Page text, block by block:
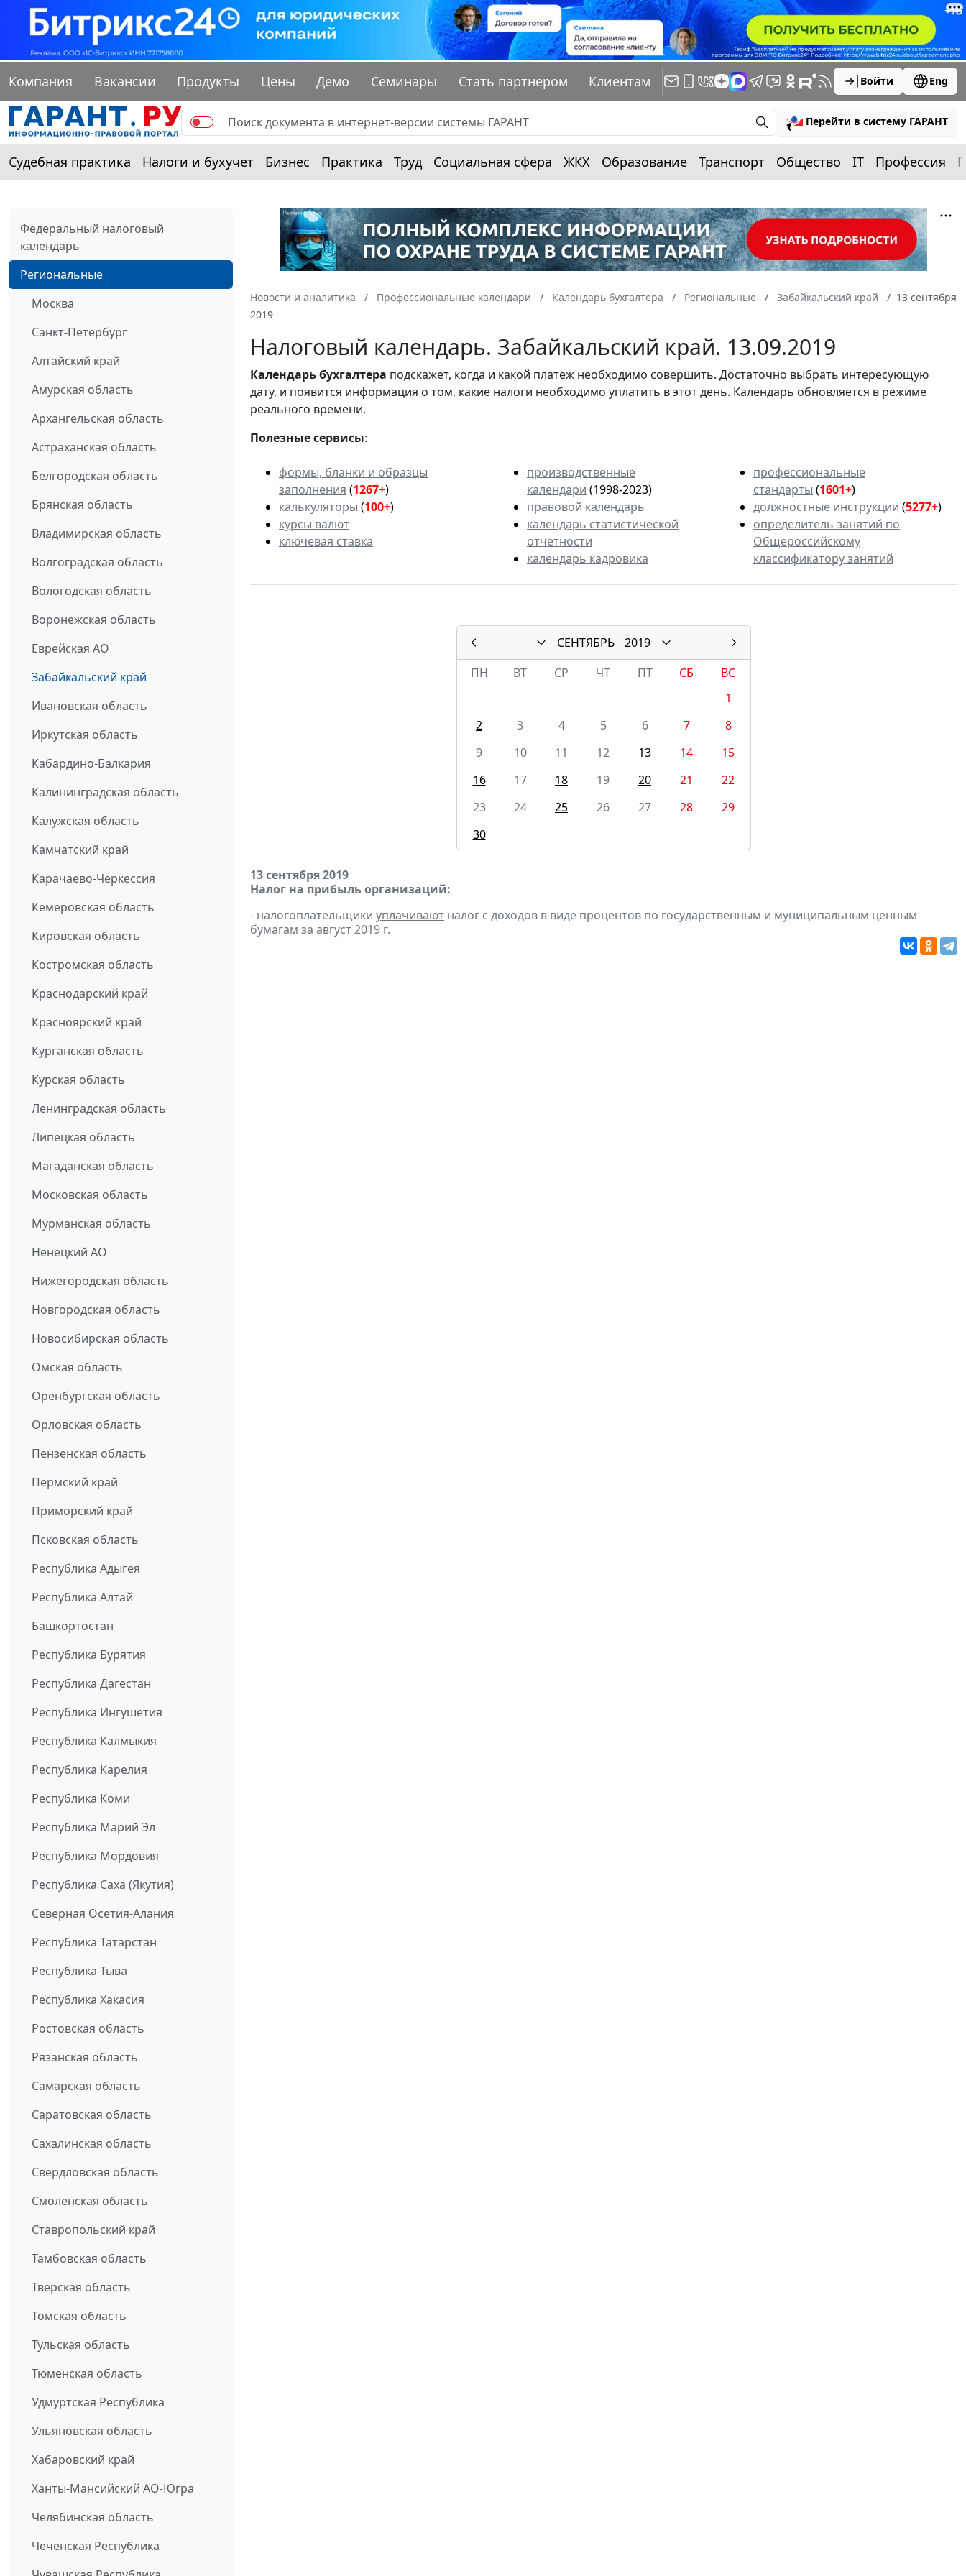
Компания Вакансии Продукты Цены Демо Семинары Стать партнером Клиентам Войти Eng
Перейти в систему ГАРАНТ
Судебная практика Налоги и бухучет Бизнес Практика Труд Социальная сфера ЖКХ Образование Транспорт Общество IT Профессия
Федеральный налоговый
календарь
Региональные
Москва
Санкт-Петербург
Алтайский край
Амурская область
Архангельская область
Астраханская область
Белгородская область
Брянская область
Владимирская область
Волгоградская область
Вологодская область
Воронежская область
Еврейская АО
Забайкальский край
Ивановская область
Иркутская область
Кабардино-Балкария
Калининградская область
Калужская область
Камчатский край
Карачаево-Черкессия
Кемеровская область
Кировская область
Костромская область
Краснодарский край
Красноярский край
Курганская область
Курская область
Ленинградская область
Липецкая область
Магаданская область
Московская область
Мурманская область
Ненецкий АО
Нижегородская область
Новгородская область
Новосибирская область
Омская область
Оренбургская область
Орловская область
Пензенская область
Пермский край
Приморский край
Псковская область
Республика Адыгея
Республика Алтай
Башкортостан
Республика Бурятия
Республика Дагестан
Республика Ингушетия
Республика Калмыкия
Республика Карелия
Республика Коми
Республика Марий Эл
Республика Мордовия
Республика Саха (Якутия)
Северная Осетия-Алания
Республика Татарстан
Республика Тыва
Республика Хакасия
Ростовская область
Рязанская область
Самарская область
Саратовская область
Сахалинская область
Свердловская область
Смоленская область
Ставропольский край
Тамбовская область
Тверская область
Томская область
Тульская область
Тюменская область
Удмуртская Республика
Ульяновская область
Хабаровский край
Ханты-Мансийский АО-Югра
Челябинская область
Чеченская Республика
Новости и аналитика Профессиональные календари Календарь бухгалтера Региональные Забайкальский край
13 сентября
2019
Налоговый календарь. Забайкальский край. 13.09.2019
Календарьбухгалтера подскажет, когда и какой платеж необходимо совершить. Достаточно выбрать интересующую
дату, и появится информация о том, какие налоги необходимо уплатить в этот день. Календарь обновляется в режиме
реального времени.
Полезные сервисы:
формы, бланки и образцы
заполнения (1267+)
калькуляторы (100+)
курсы валют
ключевая ставка
производственные
календари (1998-2023)
правовой календарь
календарь статистической
отчетности
календарь кадровика
профессиональные
стандарты (1601+)
должностные инструкции (5277+)
определитель занятий по
Общероссийскому
классификатору занятий
СЕНТЯБРЬ
2019
ПН
ВТ СР ЧТ ПТ СБ
ВС
1
2
3 4 5 6 7
8
9
10 11 12 13 14
15
16
17 18 19 20 21
22
23
24 25 26 27 28
29
30
13 сентября 2019
Налог на прибыль организаций:
- налогоплательщики уплачивают налог с доходов в виде процентов по государственным и муниципальным ценным
бумагам за август 2019 г.